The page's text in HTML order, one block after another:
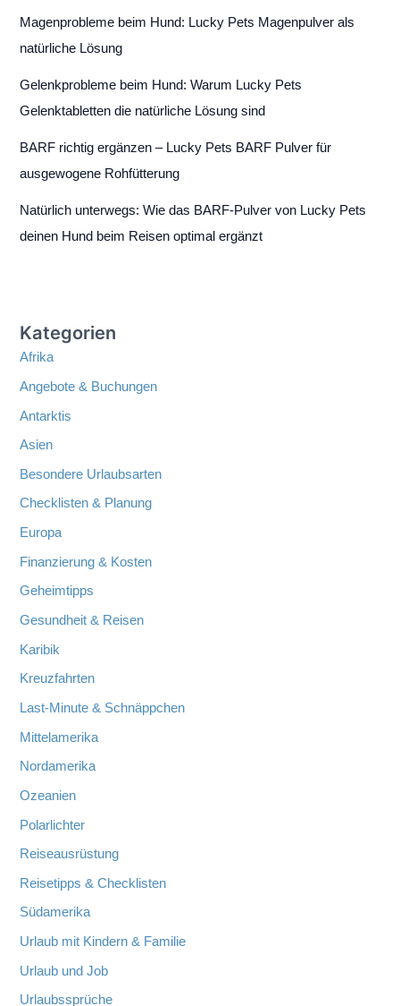
Magenprobleme beim Hund: Lucky Pets Magenpulver als
natürliche Lösung
Gelenkprobleme beim Hund: Warum Lucky Pets
Gelenktabletten die natürliche Lösung sind
BARF richtig ergänzen – Lucky Pets BARF Pulver für
ausgewogene Rohfütterung
Natürlich unterwegs: Wie das BARF-Pulver von Lucky Pets
deinen Hund beim Reisen optimal ergänzt
Kategorien
Afrika
Angebote & Buchungen
Antarktis
Asien
Besondere Urlaubsarten
Checklisten & Planung
Europa
Finanzierung & Kosten
Geheimtipps
Gesundheit & Reisen
Karibik
Kreuzfahrten
Last-Minute & Schnäppchen
Mittelamerika
Nordamerika
Ozeanien
Polarlichter
Reiseausrüstung
Reisetipps & Checklisten
Südamerika
Urlaub mit Kindern & Familie
Urlaub und Job
Urlaubssprüche